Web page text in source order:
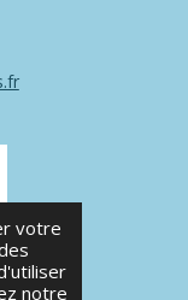
votre
notre